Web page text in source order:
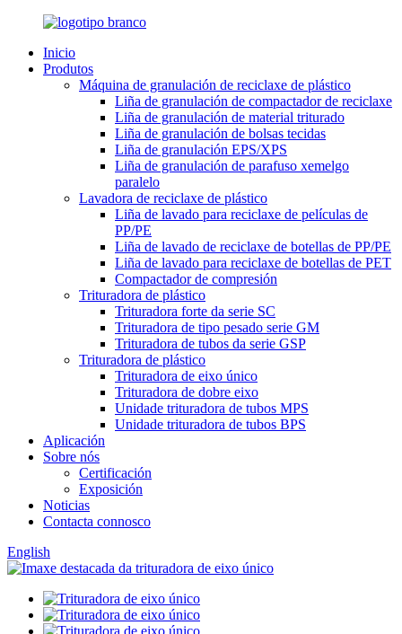
Inicio
Produtos
Máquina de granulación de reciclaxe de plástico
Liña de granulación de compactador de reciclaxe
Liña de granulación de material triturado
Liña de granulación de bolsas tecidas
Liña de granulación EPS/XPS
Liña de granulación de parafuso xemelgo
paralelo
Lavadora de reciclaxe de plástico
Liña de lavado para reciclaxe de películas de
PP/PE
Liña de lavado de reciclaxe de botellas de PP/PE
Liña de lavado para reciclaxe de botellas de PET
Compactador de compresión
Trituradora de plástico
Trituradora forte da serie SC
Trituradora de tipo pesado serie GM
Trituradora de tubos da serie GSP
Trituradora de plástico
Trituradora de eixo único
Trituradora de dobre eixo
Unidade trituradora de tubos MPS
Unidade trituradora de tubos BPS
Aplicación
Sobre nós
Certificación
Exposición
Noticias
Contacta connosco
English